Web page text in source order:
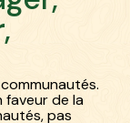
faveur de la
pas